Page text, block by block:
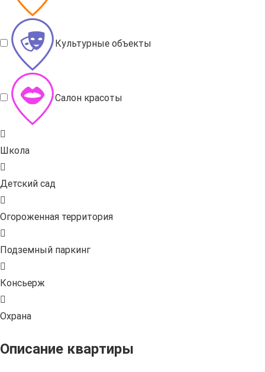
Культурные объекты
Салон красоты
Школа
Детский сад
Огороженная территория
Подземный паркинг
Консьерж
Охрана
Описание квартиры